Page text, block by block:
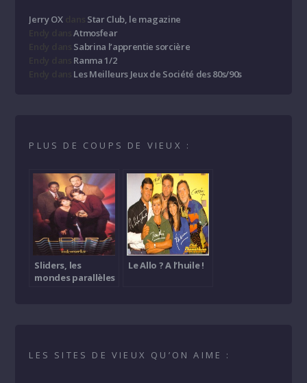
Jerry OXdans Star Club, le magazine
dansAtmosfear
Sabrina l’apprentie sorcière
Ranma 1/2
Les Meilleurs Jeux de Société des 80s/90s
PLUS DE COUPS DE VIEUX :
Sliders, les
mondes parallèles
Le Allo ? A l’huile !
LES SITES DE VIEUX QU’ON AIME :